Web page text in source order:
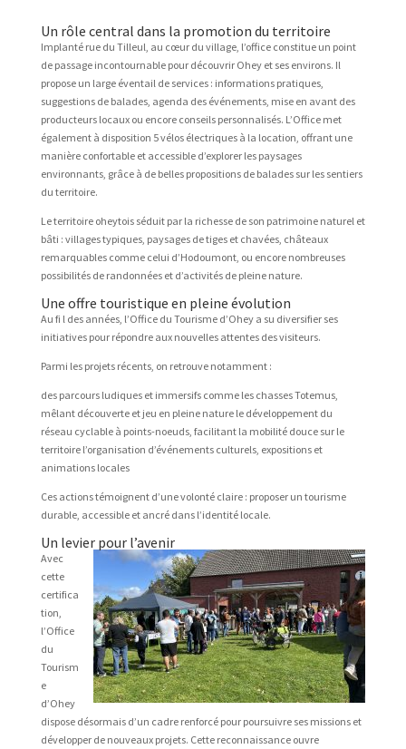
Un rôle central dans la promotion du territoire
Implanté rue du Tilleul, au cœur du village, l’office constitue un point
de passage incontournable pour découvrir Ohey et ses environs. Il
propose un large éventail de services : informations pratiques,
suggestions de balades, agenda des événements, mise en avant des
producteurs locaux ou encore conseils personnalisés. L’Office met
également à disposition 5 vélos électriques à la location, offrant une
manière confortable et accessible d’explorer les paysages
environnants, grâce à de belles propositions de balades sur les sentiers
du territoire.
Le territoire oheytois séduit par la richesse de son patrimoine naturel et
bâti : villages typiques, paysages de tiges et chavées, châteaux
remarquables comme celui d’Hodoumont, ou encore nombreuses
possibilités de randonnées et d’activités de pleine nature.
Une offre touristique en pleine évolution
Au fi l des années, l’Office du Tourisme d’Ohey a su diversifier ses
initiatives pour répondre aux nouvelles attentes des visiteurs.
Parmi les projets récents, on retrouve notamment :
des parcours ludiques et immersifs comme les chasses Totemus,
mêlant découverte et jeu en pleine nature le développement du
réseau cyclable à points-noeuds, facilitant la mobilité douce sur le
territoire l’organisation d’événements culturels, expositions et
animations locales
Ces actions témoignent d’une volonté claire : proposer un tourisme
durable, accessible et ancré dans l’identité locale.
Un levier pour l’avenir
Avec
cette
certifica
tion,
l’Office
du
Tourism
e
d’Ohey
dispose désormais d’un cadre renforcé pour poursuivre ses missions et
développer de nouveaux projets. Cette reconnaissance ouvre